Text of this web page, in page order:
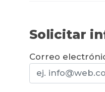
Solicitar
Correo